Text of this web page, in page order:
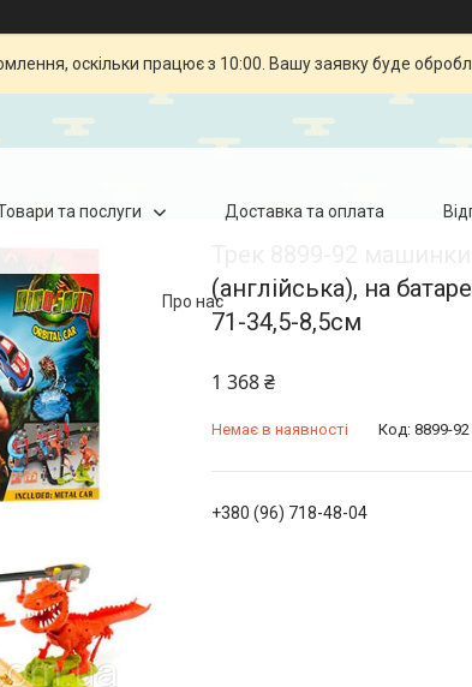
оскільки працює з 10:00. Вашу заявку буде
та послуги Доставка та оплата
Про нас(англійська), на
71-34,5-8,5см
1 368 ₴
Немає в наявності Код: 8899-92
+380 (96) 718-48-04